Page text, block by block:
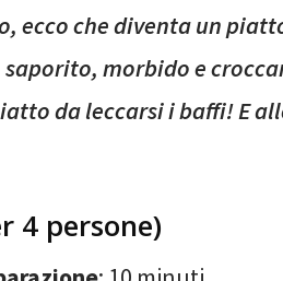
ecco che diventa un
morbido e
da leccarsi i baffi! E
4 persone)